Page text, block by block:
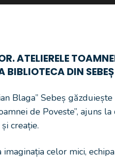
ATELIERELE
DIN SEBEȘ
Blaga” Sebeș găzduiește
de Poveste”, ajuns la
creație.
celor mici, echipa